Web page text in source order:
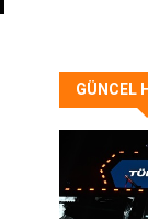
GÜNCEL